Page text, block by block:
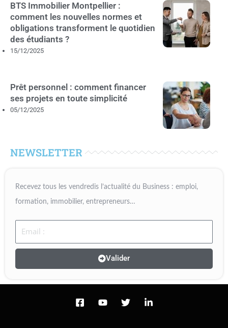
BTS Immobilier Montpellier :
comment les nouvelles normes et
obligations transforment le quotidien
des étudiants ?
15/12/2025
Prêt personnel : comment financer
ses projets en toute simplicité
05/12/2025
NEWSLETTER
Recevez tous les vendredis l’actualité du Business : emploi,
formation, immobilier, entrepreneurs…
Email
Valider